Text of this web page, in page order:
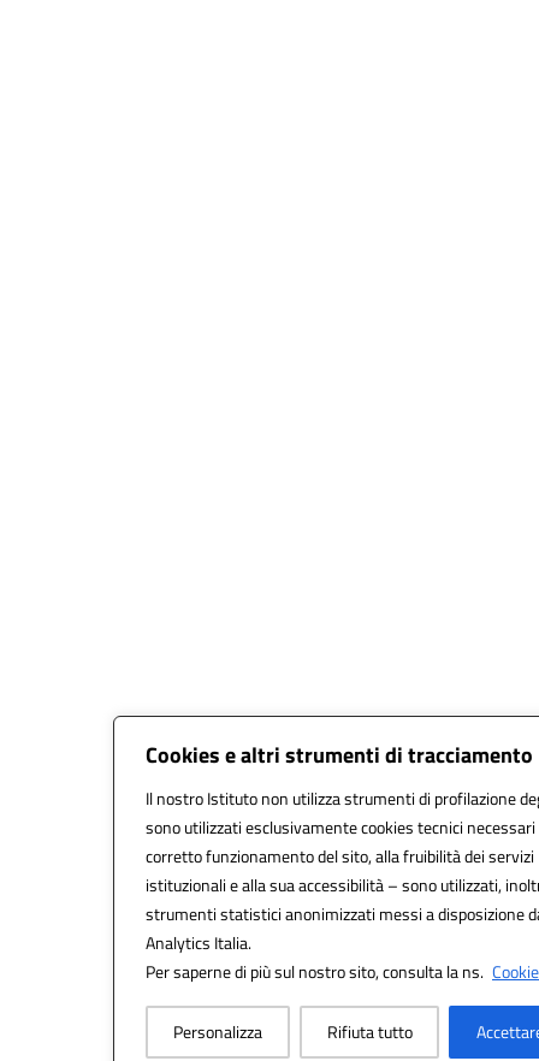
Cookies e altri strumenti di tracciamento
Il nostro Istituto non utilizza strumenti di profilazione
sono utilizzati esclusivamente cookies tecnici necessari
corretto funzionamento del sito, alla fruibilità dei servizi
istituzionali e alla sua accessibilità – sono utilizzati,
strumenti statistici anonimizzati messi a disposizione
Analytics Italia.
Per saperne di più sul nostro sito, consulta la ns.
Personalizza Rifiuta tutto